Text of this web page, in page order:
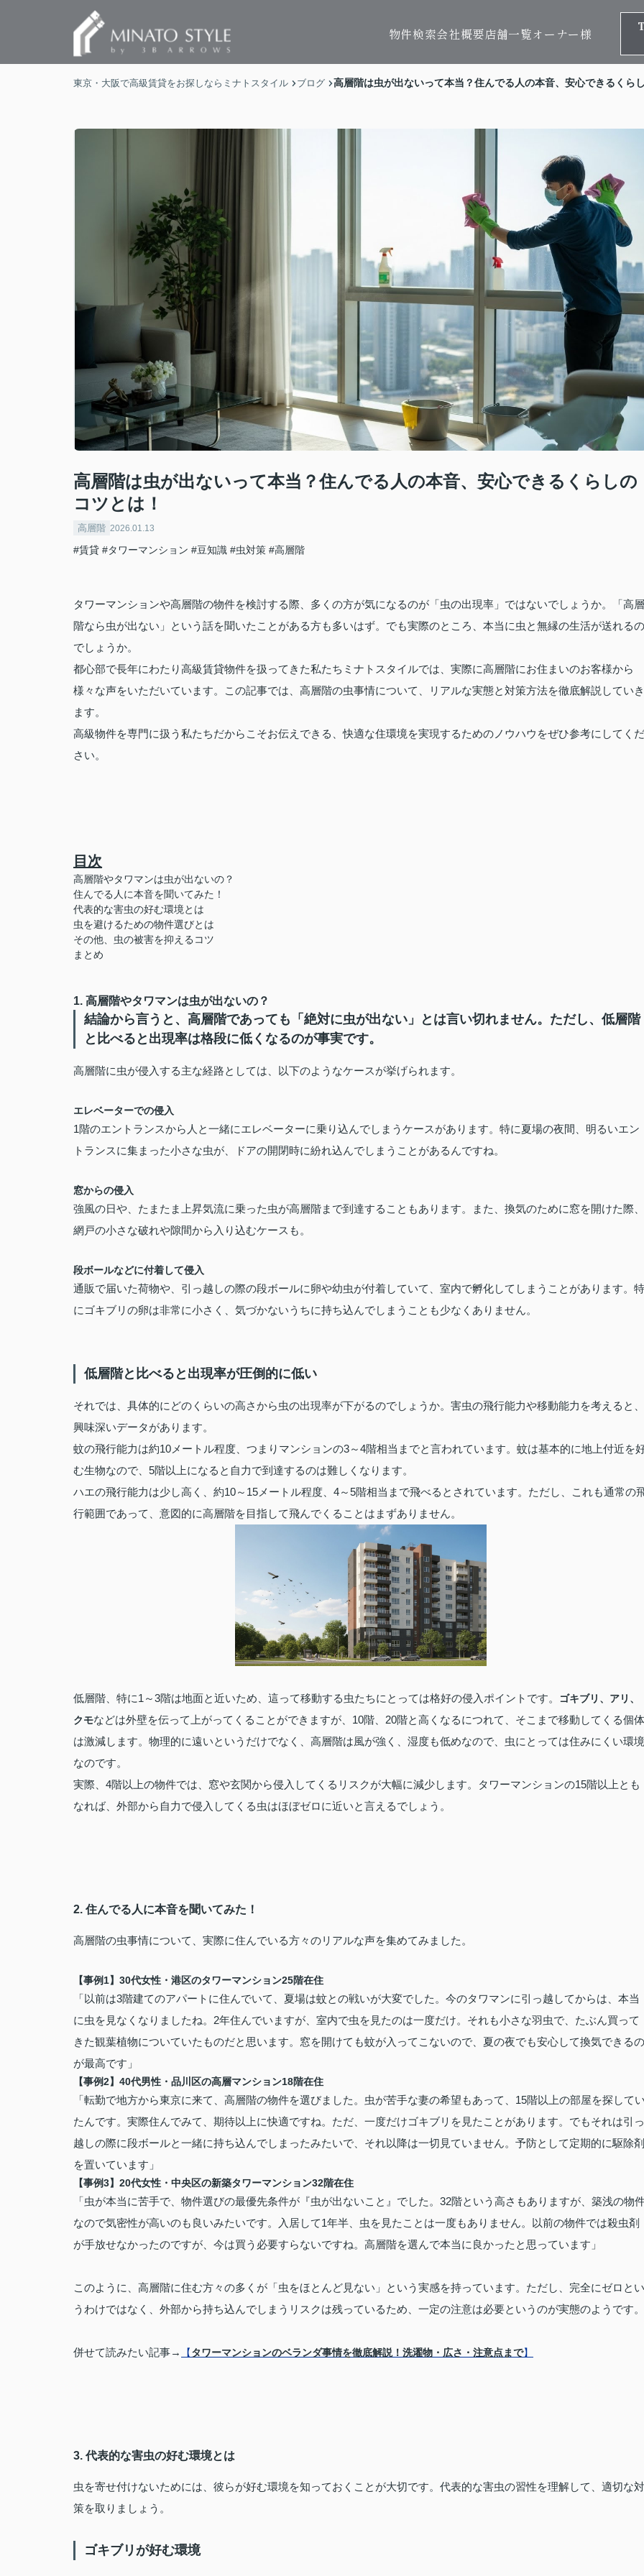
物件検索会社概要店舗一覧オーナー様
東京・大阪で高級賃貸をお探しならミナトスタイル ブログ 高層階は虫が出ないって本当？住んでる人の本音、安心できるくら
高層階は虫が出ないって本当？住んでる人の本音、安心できるくらしの
コツとは！
高層階 2026.01.13
#賃貸 #タワーマンション #豆知識 #虫対策 #高層階
タワーマンションや高層階の物件を検討する際、多くの方が気になるのが「虫の出現率」ではないでしょうか。「高層
階なら虫が出ない」という話を聞いたことがある方も多いはず。でも実際のところ、本当に虫と無縁の生活が送れるの
でしょうか。
都心部で長年にわたり高級賃貸物件を扱ってきた私たちミナトスタイルでは、実際に高層階にお住まいのお客様から
様々な声をいただいています。この記事では、高層階の虫事情について、リアルな実態と対策方法を徹底解説していき
ます。
高級物件を専門に扱う私たちだからこそお伝えできる、快適な住環境を実現するためのノウハウをぜひ参考にしてくだ
さい。
目次
高層階やタワマンは虫が出ないの？
住んでる人に本音を聞いてみた！
代表的な害虫の好む環境とは
虫を避けるための物件選びとは
その他、虫の被害を抑えるコツ
まとめ
1. 高層階やタワマンは虫が出ないの？
結論から言うと、高層階であっても「絶対に虫が出ない」とは言い切れません。ただし、低層階
と比べると出現率は格段に低くなるのが事実です。
高層階に虫が侵入する主な経路としては、以下のようなケースが挙げられます。
エレベーターでの侵入
1階のエントランスから人と一緒にエレベーターに乗り込んでしまうケースがあります。特に夏場の夜間、明るいエン
トランスに集まった小さな虫が、ドアの開閉時に紛れ込んでしまうことがあるんですね。
窓からの侵入
強風の日や、たまたま上昇気流に乗った虫が高層階まで到達することもあります。また、換気のために窓を開けた際、
網戸の小さな破れや隙間から入り込むケースも。
段ボールなどに付着して侵入
通販で届いた荷物や、引っ越しの際の段ボールに卵や幼虫が付着していて、室内で孵化してしまうことがあります。特
にゴキブリの卵は非常に小さく、気づかないうちに持ち込んでしまうことも少なくありません。
低層階と比べると出現率が圧倒的に低い
それでは、具体的にどのくらいの高さから虫の出現率が下がるのでしょうか。害虫の飛行能力や移動能力を考えると、
興味深いデータがあります。
蚊の飛行能力は約10メートル程度、つまりマンションの3～4階相当までと言われています。蚊は基本的に地上付近を
む生物なので、5階以上になると自力で到達するのは難しくなります。
ハエの飛行能力は少し高く、約10～15メートル程度、4～5階相当まで飛べるとされています。ただし、これも通常の
行範囲であって、意図的に高層階を目指して飛んでくることはまずありません。
低層階、特に1～3階は地面と近いため、這って移動する虫たちにとっては格好の侵入ポイントです。
ゴキブリ、アリ、
クモなどは外壁を伝って上がってくることができますが、10階、20階と高くなるにつれて、そこまで移動してくる個体
は激減します。物理的に遠いというだけでなく、高層階は風が強く、湿度も低めなので、虫にとっては住みにくい環境
なのです。
実際、4階以上の物件では、窓や玄関から侵入してくるリスクが大幅に減少します。タワーマンションの15階以上とも
なれば、外部から自力で侵入してくる虫はほぼゼロに近いと言えるでしょう。
2. 住んでる人に本音を聞いてみた！
高層階の虫事情について、実際に住んでいる方々のリアルな声を集めてみました。
【事例1】30代女性・港区のタワーマンション25階在住
「以前は3階建てのアパートに住んでいて、夏場は蚊との戦いが大変でした。今のタワマンに引っ越してからは、本当
に虫を見なくなりましたね。2年住んでいますが、室内で虫を見たのは一度だけ。それも小さな羽虫で、たぶん買って
きた観葉植物についていたものだと思います。窓を開けても蚊が入ってこないので、夏の夜でも安心して換気できるの
が最高です」
【事例2】40代男性・品川区の高層マンション18階在住
「転勤で地方から東京に来て、高層階の物件を選びました。虫が苦手な妻の希望もあって、15階以上の部屋を探して
たんです。実際住んでみて、期待以上に快適ですね。ただ、一度だけゴキブリを見たことがあります。でもそれは引っ
越しの際に段ボールと一緒に持ち込んでしまったみたいで、それ以降は一切見ていません。予防として定期的に駆除剤
を置いています」
【事例3】20代女性・中央区の新築タワーマンション32階在住
「虫が本当に苦手で、物件選びの最優先条件が『虫が出ないこと』でした。32階という高さもありますが、築浅の物
なので気密性が高いのも良いみたいです。入居して1年半、虫を見たことは一度もありません。以前の物件では殺虫剤
が手放せなかったのですが、今は買う必要すらないですね。高層階を選んで本当に良かったと思っています」
このように、高層階に住む方々の多くが「虫をほとんど見ない」という実感を持っています。ただし、完全にゼロとい
うわけではなく、外部から持ち込んでしまうリスクは残っているため、一定の注意は必要というのが実態のようです。
併せて読みたい記事→ 【タワーマンションのベランダ事情を徹底解説！洗濯物・広さ・注意点まで】
3. 代表的な害虫の好む環境とは
虫を寄せ付けないためには、彼らが好む環境を知っておくことが大切です。代表的な害虫の習性を理解して、適切な対
策を取りましょう。
ゴキブリが好む環境